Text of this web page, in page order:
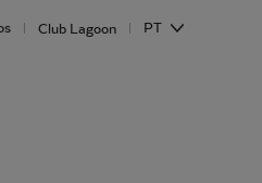
Club Lagoon PT